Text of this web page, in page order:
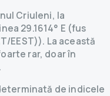
Criuleni, la
29.1614° E (fus
EEST)). La această
rar, doar în
de indicele